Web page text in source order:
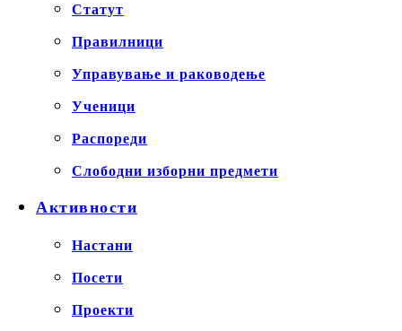
Статут
Правилници
Управување и раководење
Ученици
Распореди
Слободни изборни предмети
Активности
Настани
Посети
Проекти